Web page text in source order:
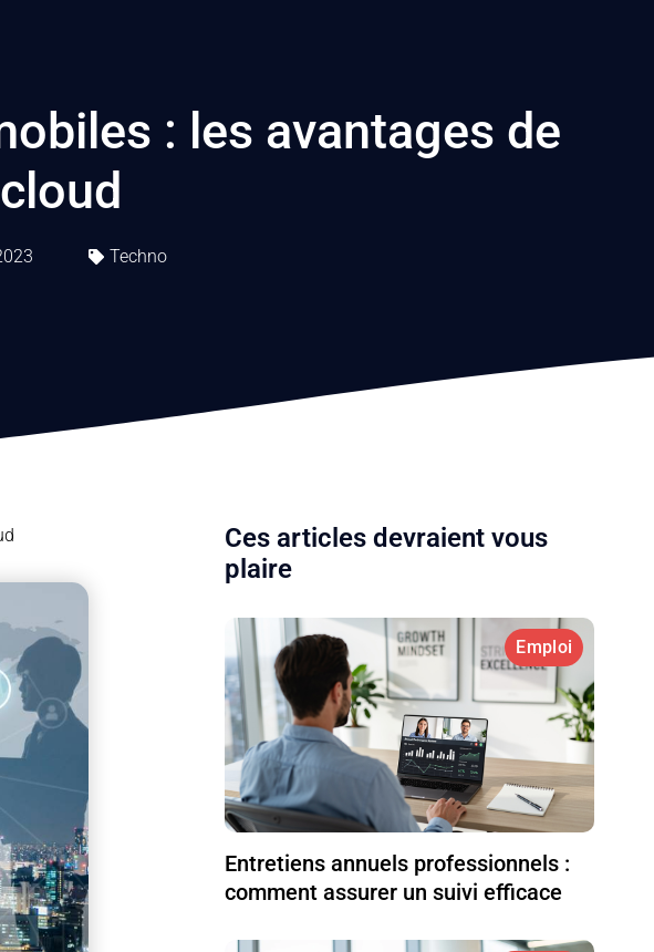
: les avantages de
Techno
Ces articles devraient vous
plaire
Emploi
Entretiens annuels professionnels :
comment assurer un suivi efficace